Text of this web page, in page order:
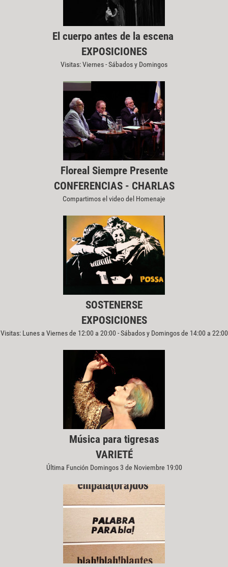
El cuerpo antes de la escena
EXPOSICIONES
Visitas: Viernes - Sábados y Domingos
Floreal Siempre Presente
CONFERENCIAS - CHARLAS
Compartimos el video del Homenaje
SOSTENERSE
EXPOSICIONES
Visitas: Lunes a Viernes de 12:00 a 20:00 - Sábados y Domingos de 14:00 a 22:00
Música para tigresas
VARIETÉ
Última Función Domingos 3 de Noviembre 19:00